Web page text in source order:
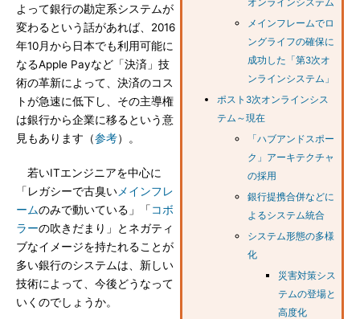
オンラインシステム
メインフレームでロ
ングライフの確保に
成功した「第3次オ
ンラインシステム」
ポスト3次オンラインシス
テム～現在
「ハブアンドスポー
ク」アーキテクチャ
の採用
銀行提携合併などに
よるシステム統合
システム形態の多様
化
災害対策シス
テムの登場と
高度化
よって銀行の勘定系システムが
変わるという話があれば、2016
年10月から日本でも利用可能に
なるApple Payなど「決済」技
術の革新によって、決済のコス
トが急速に低下し、その主導権
は銀行から企業に移るという意
見もあります（参考）。
若いITエンジニアを中心に
「レガシーで古臭い メインフレ
ームのみで動いている」「 コボ
ラーの吹きだまり」とネガティ
ブなイメージを持たれることが
多い銀行のシステムは、新しい
技術によって、今後どうなって
いくのでしょうか。